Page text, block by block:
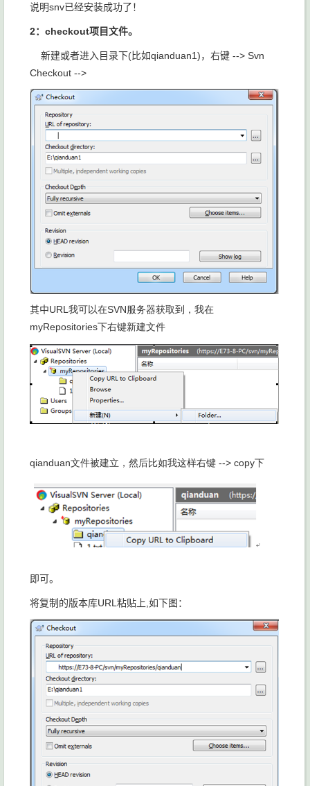
说明snv已经安装成功了！
2：checkout项目文件。
新建或者进入目录下(比如qianduan1)，右键 --> Svn
Checkout -->
其中URL我可以在SVN服务器获取到，我在
myRepositories下右键新建文件
qianduan文件被建立，然后比如我这样右键 --> copy下
即可。
将复制的版本库URL粘贴上,如下图：